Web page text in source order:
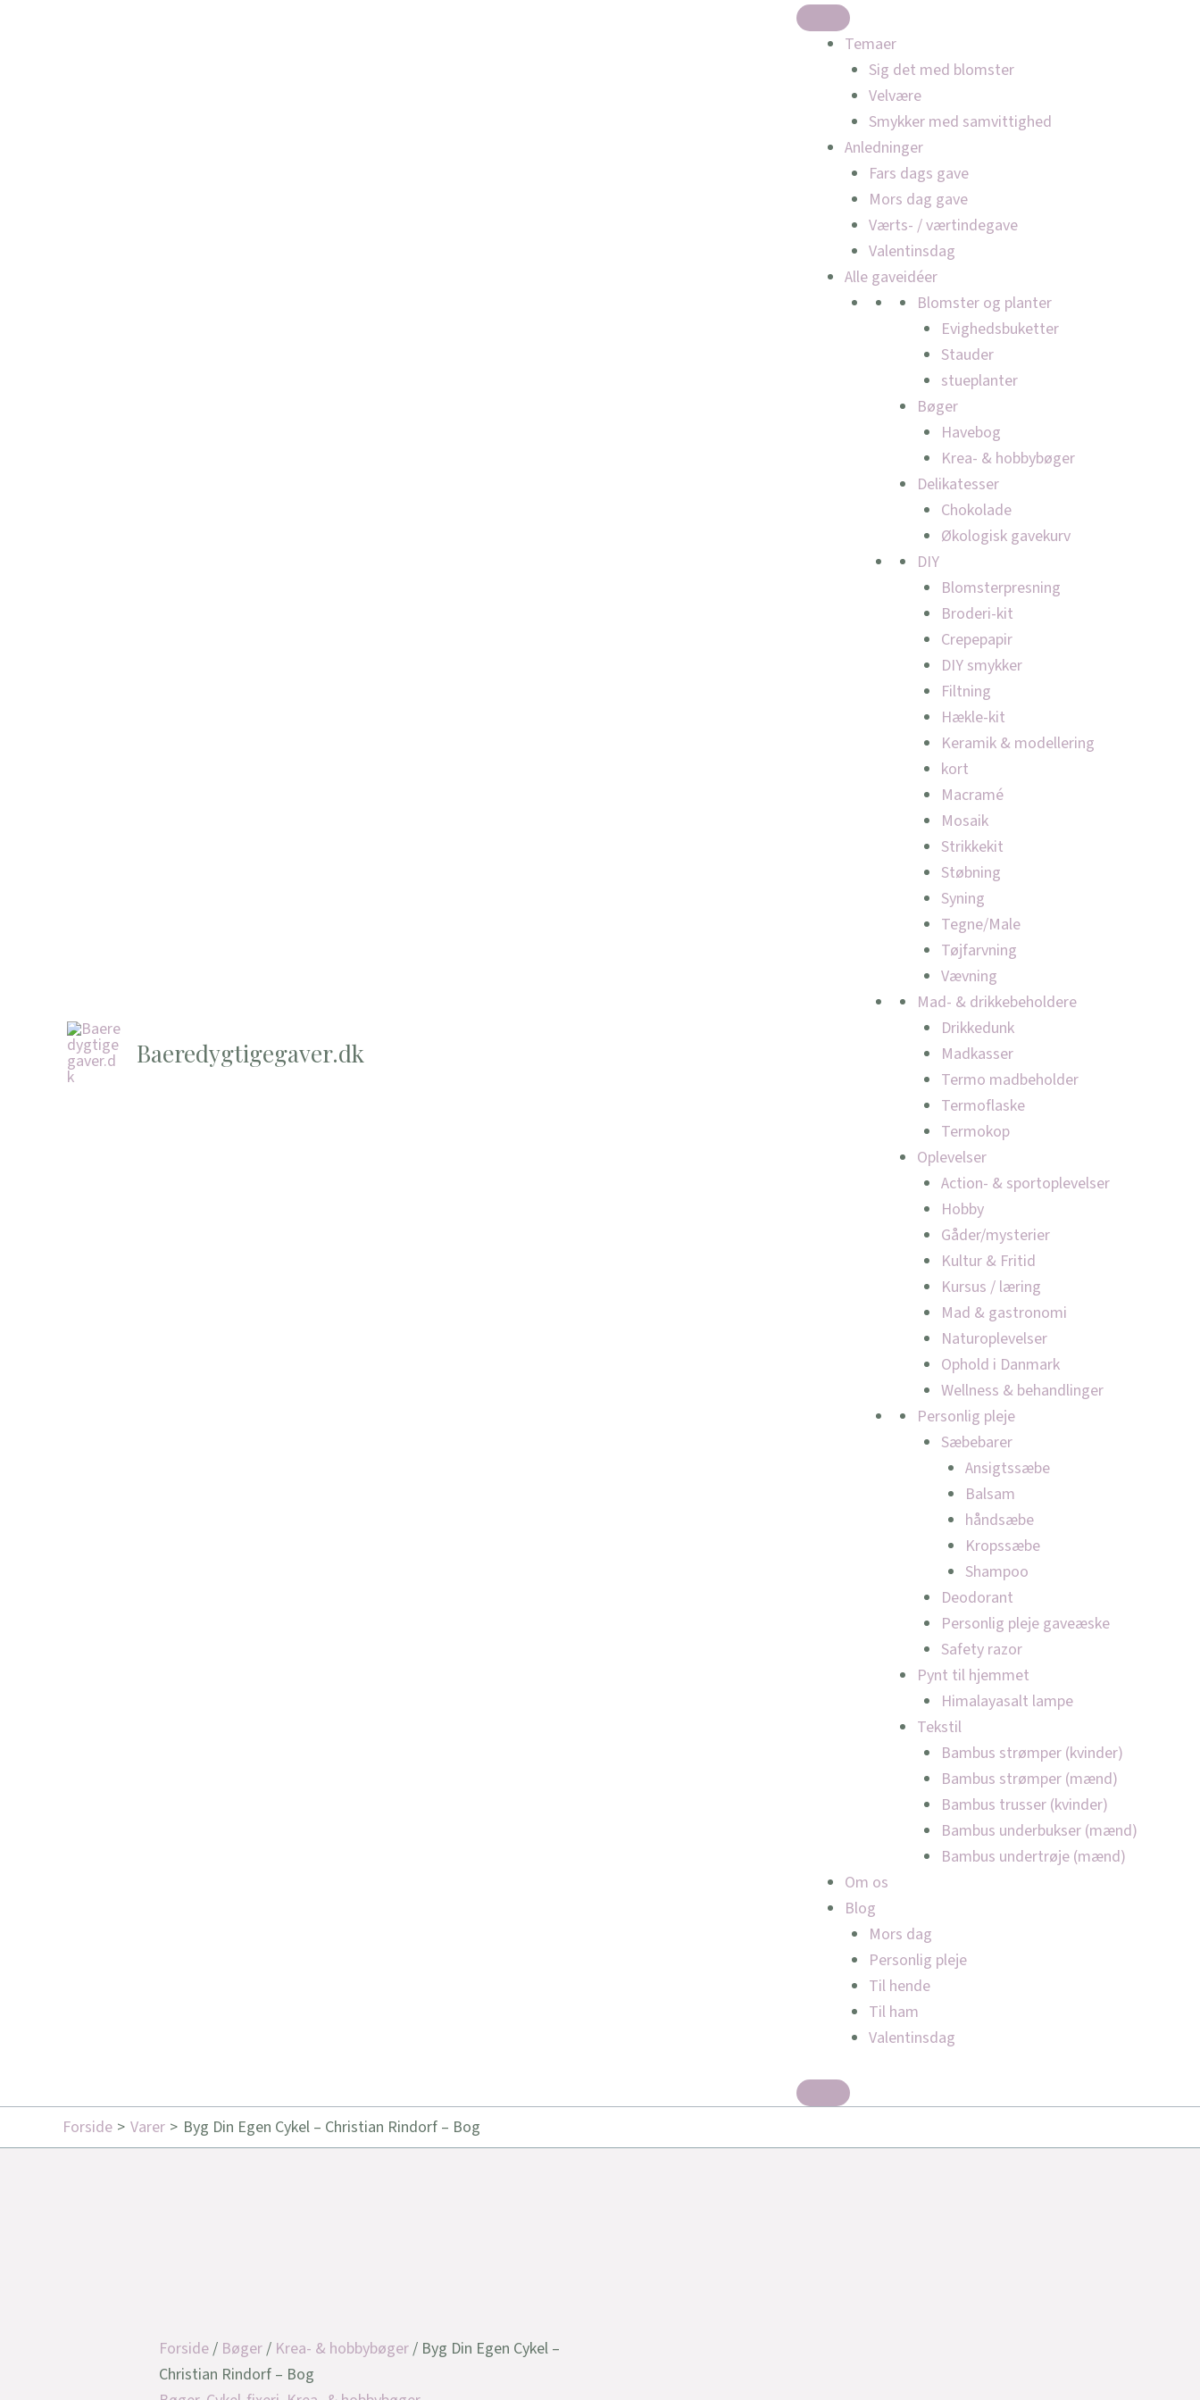
Baeredygtigegaver.dk
Temaer
Sig det med blomster
Velvære
Smykker med samvittighed
Anledninger
Fars dags gave
Mors dag gave
Værts- / værtindegave
Valentinsdag
Alle gaveidéer
Blomster og planter
Evighedsbuketter
Stauder
stueplanter
Bøger
Havebog
Krea- & hobbybøger
Delikatesser
Chokolade
Økologisk gavekurv
DIY
Blomsterpresning
Broderi-kit
Crepepapir
DIY smykker
Filtning
Hækle-kit
Keramik & modellering
kort
Macramé
Mosaik
Strikkekit
Støbning
Syning
Tegne/Male
Tøjfarvning
Vævning
Mad- & drikkebeholdere
Drikkedunk
Madkasser
Termo madbeholder
Termoflaske
Termokop
Oplevelser
Action- & sportoplevelser
Hobby
Gåder/mysterier
Kultur & Fritid
Kursus / læring
Mad & gastronomi
Naturoplevelser
Ophold i Danmark
Wellness & behandlinger
Personlig pleje
Sæbebarer
Ansigtssæbe
Balsam
håndsæbe
Kropssæbe
Shampoo
Deodorant
Personlig pleje gaveæske
Safety razor
Pynt til hjemmet
Himalayasalt lampe
Tekstil
Bambus strømper (kvinder)
Bambus strømper (mænd)
Bambus trusser (kvinder)
Bambus underbukser (mænd)
Bambus undertrøje (mænd)
Om os
Blog
Mors dag
Personlig pleje
Til hende
Til ham
Valentinsdag
Forside Varer Byg Din Egen Cykel – Christian Rindorf – Bog
Forside/ Bøger/ Krea- & hobbybøger/ Byg Din Egen Cykel –
Christian Rindorf – Bog